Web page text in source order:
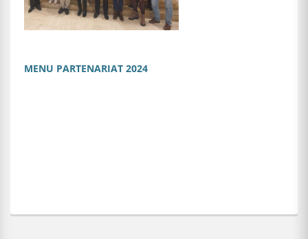
MENU PARTENARIAT 2024